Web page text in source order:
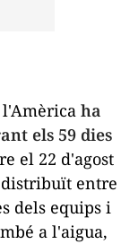
l'Amèrica ha
els 59 dies
el 22 d'agost
distribuït entre
dels equips i
a l'aigua,